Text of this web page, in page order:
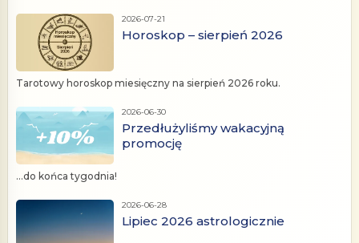
2026-07-21
Horoskop – sierpień 2026
Tarotowy horoskop miesięczny na sierpień 2026 roku.
2026-06-30
Przedłużyliśmy wakacyjną
promocję
...do końca tygodnia!
2026-06-28
Lipiec 2026 astrologicznie